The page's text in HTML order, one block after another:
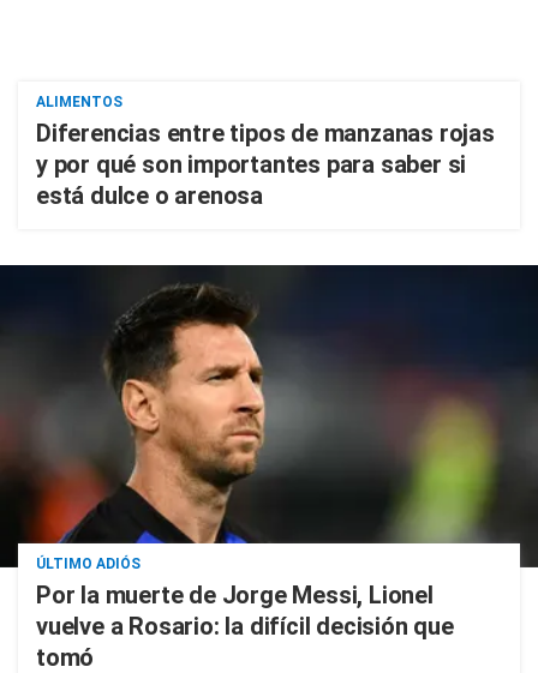
ALIMENTOS
Diferencias entre tipos de manzanas rojas
y por qué son importantes para saber si
está dulce o arenosa
ÚLTIMO ADIÓS
Por la muerte de Jorge Messi, Lionel
vuelve a Rosario: la difícil decisión que
tomó